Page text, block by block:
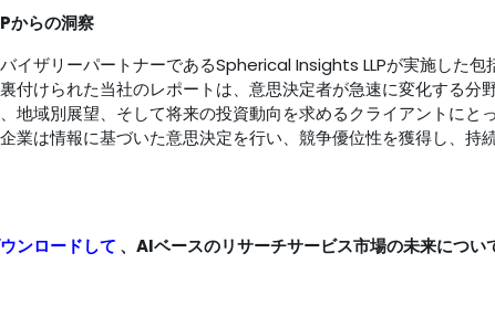
からの洞察
イザリーパートナーであるSpherical Insights LLPが実施した包
けられた当社のレポートは、意思決定者が急速に変化する分
域別展望、そして将来の投資動向を求めるクライアントにと
は情報に基づいた意思決定を行い、競争優位性を獲得し、持
ンロードして 、AIベースのリサーチサービス市場の未来につい